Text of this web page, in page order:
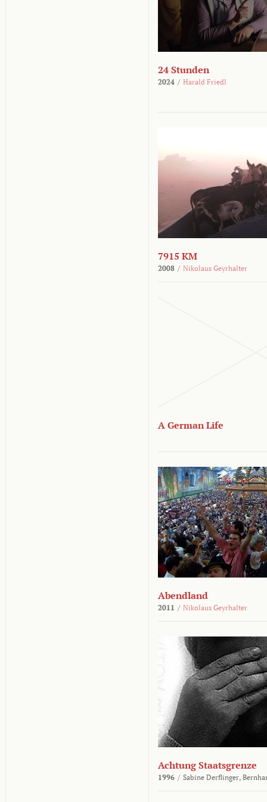
24 Stunden
2024 / Harald Friedl
7915 KM
2008 / Nikolaus Geyrhalter
A German Life
Abendland
2011 / Nikolaus Geyrhalter
Achtung Staatsgrenze
1996 / Sabine Derflinger,